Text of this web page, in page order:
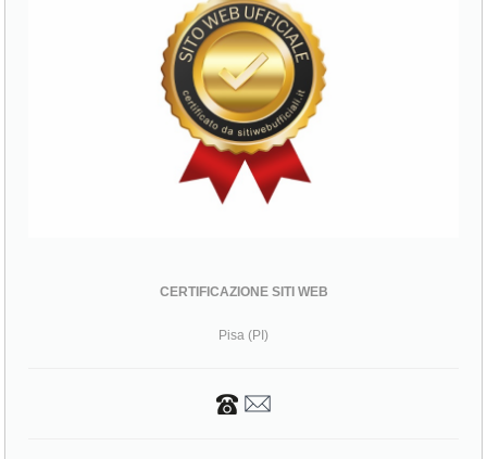
CERTIFICAZIONE SITI WEB
Pisa (PI)